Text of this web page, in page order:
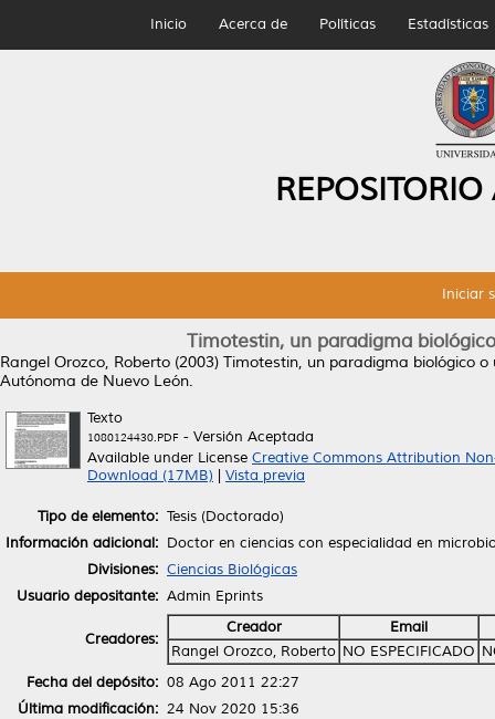
Inicio Acerca de Políticas Estadísticas
Iniciar
Timotestin, un paradigma
Rangel Orozco, Roberto (2003) Timotestin, un paradigma biológico
Autónoma de Nuevo León.
Texto
1080124430.PDF - Versión Aceptada
Available under License Creative Commons Attribution
Download (17MB)
Vista previa
Tipo de elemento: Tesis (Doctorado)
Información adicional: Doctor en ciencias con especialidad en
Divisiones: Ciencias Biológicas
Usuario depositante: Admin Eprints
Creadores:
Creador
Email
Rangel Orozco, Roberto NO ESPECIFICADO
Fecha del depósito: 08 Ago 2011 22:27
Última modificación: 24 Nov 2020 15:36